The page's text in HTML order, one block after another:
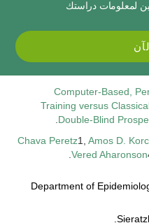
لمعلومات دراستك
Computer-Based,
Training versus
Double-Blind
Chava Peretz1, Amos D.
Vered Aharonson
1. Department of